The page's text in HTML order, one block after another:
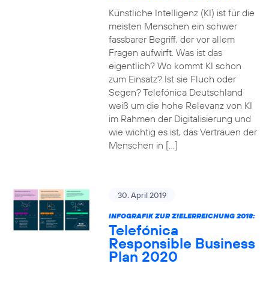
Künstliche Intelligenz (KI) ist für die
meisten Menschen ein schwer
fassbarer Begriff, der vor allem
Fragen aufwirft. Was ist das
eigentlich? Wo kommt KI schon
zum Einsatz? Ist sie Fluch oder
Segen? Telefónica Deutschland
weiß um die hohe Relevanz von KI
im Rahmen der Digitalisierung und
wie wichtig es ist, das Vertrauen der
Menschen in […]
30. April 2019
INFOGRAFIK ZUR ZIELERREICHUNG 2018:
Telefónica
Responsible Business
Plan 2020